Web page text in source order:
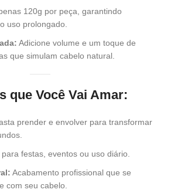
120g por peça, garantindo
uso prolongado.
Adicione volume e um toque de
que simulam cabelo natural.
que Você Vai Amar:
prender e envolver para transformar
para festas, eventos ou uso diário.
Acabamento profissional que se
com seu cabelo.